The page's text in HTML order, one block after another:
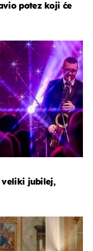
potez koji će
veliki jubilej,